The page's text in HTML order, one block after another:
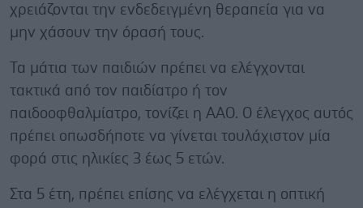
χρειάζονται την ενδεδειγμένη θεραπεία για να
μην χάσουν την όρασή τους.
Τα μάτια των παιδιών πρέπει να ελέγχονται
τακτικά από τον παιδίατρο ή τον
παιδοοφθαλμίατρο, τονίζει η ΑΑΟ. Ο έλεγχος αυτός
πρέπει οπωσδήποτε να γίνεται τουλάχιστον μία
φορά στις ηλικίες 3 έως 5 ετών.
Στα 5 έτη, πρέπει επίσης να ελέγχεται η οπτική